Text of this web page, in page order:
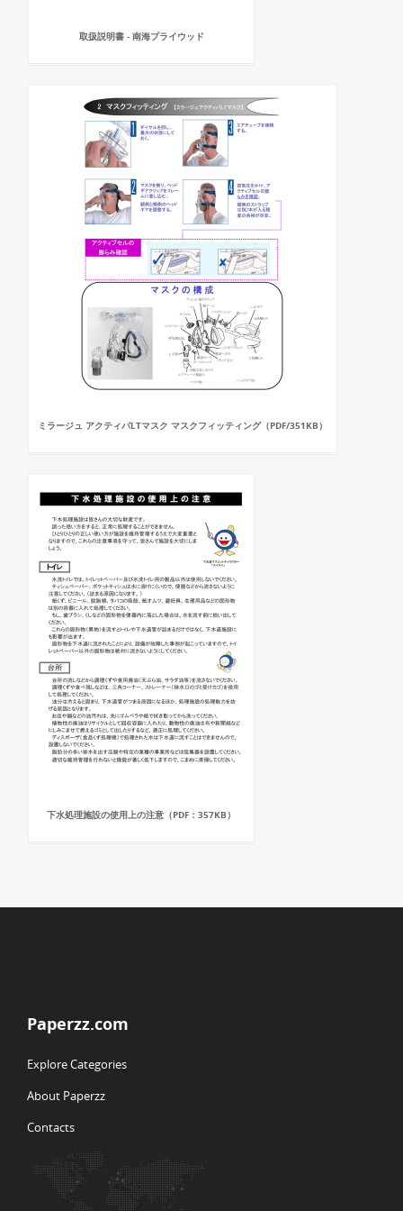
取扱説明書 - 南海プライウッド
ミラージュ アクティバLTマスク マスクフィッティング（PDF/351KB）
下水処理施設の使用上の注意（PDF：357KB）
Paperzz.com
Explore Categories
About Paperzz
Contacts